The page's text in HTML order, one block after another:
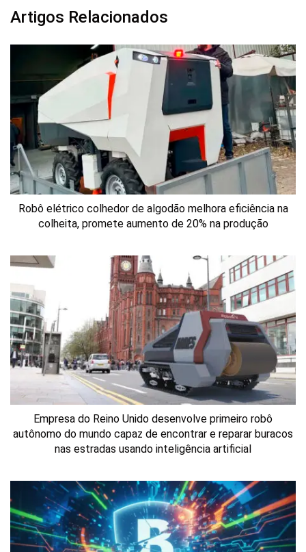
Artigos Relacionados
Robô elétrico colhedor de algodão melhora eficiência na
colheita, promete aumento de 20% na produção
Empresa do Reino Unido desenvolve primeiro robô
autônomo do mundo capaz de encontrar e reparar buracos
nas estradas usando inteligência artificial